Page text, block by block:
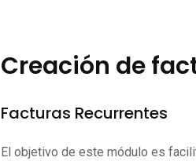
Creación de
Facturas Recurrentes
El objetivo de este módulo es